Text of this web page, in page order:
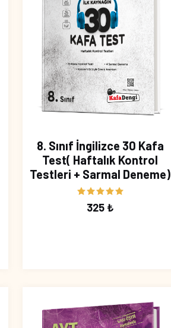
8. Sınıf İngilizce 30 Kafa
Test( Haftalık Kontrol
Testleri + Sarmal Deneme)
325 ₺